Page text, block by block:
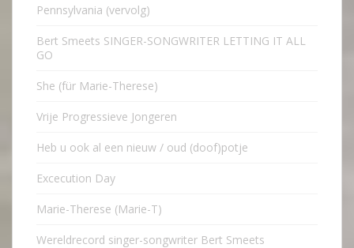
Pennsylvania (vervolg)
Bert Smeets SINGER-SONGWRITER LETTING IT ALL
GO
She (für Marie-Therese)
Vrije Progressieve Jongeren
Heb u ook al een nieuw / oud (doof)potje
Excecution Day
Marie-Therese (Marie-T)
Wereldrecord singer-songwriter Bert Smeets